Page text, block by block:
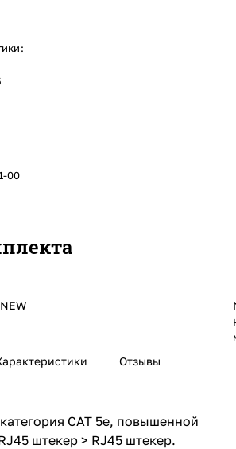
:
00
Отзывы
CAT 5e, повышенной
штекер > RJ45 штекер.